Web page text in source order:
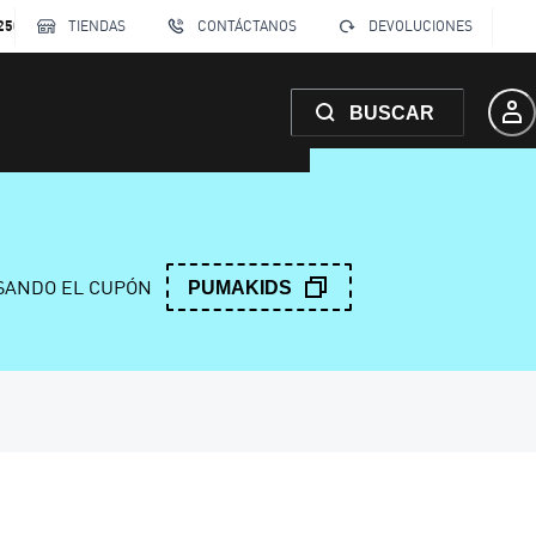
TIENDAS CONTÁCTANOS DEVOLUCIONES
BUSCAR
EL CUPÓN PUMAKIDS